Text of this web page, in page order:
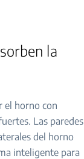
la
el horno con
Las paredes
del horno
inteligente para